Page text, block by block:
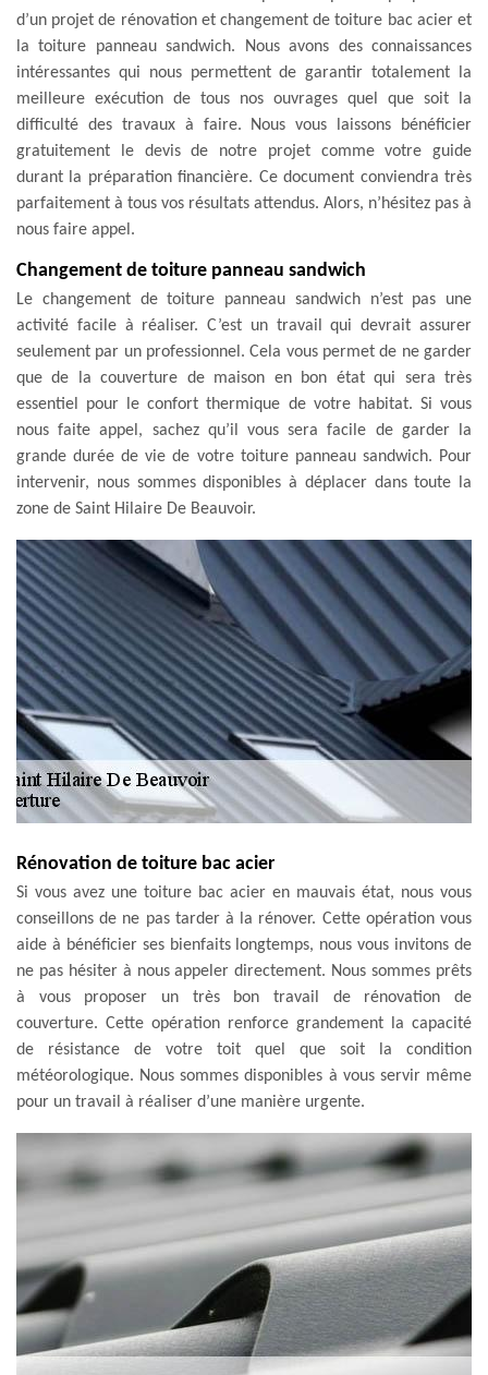
d’un projet de rénovation et changement de toiture bac acier et
la toiture panneau sandwich. Nous avons des connaissances
intéressantes qui nous permettent de garantir totalement la
meilleure exécution de tous nos ouvrages quel que soit la
difficulté des travaux à faire. Nous vous laissons bénéficier
gratuitement le devis de notre projet comme votre guide
durant la préparation financière. Ce document conviendra très
parfaitement à tous vos résultats attendus. Alors, n’hésitez pas à
nous faire appel.
Changement de toiture panneau sandwich
Le changement de toiture panneau sandwich n’est pas une
activité facile à réaliser. C’est un travail qui devrait assurer
seulement par un professionnel. Cela vous permet de ne garder
que de la couverture de maison en bon état qui sera très
essentiel pour le confort thermique de votre habitat. Si vous
nous faite appel, sachez qu’il vous sera facile de garder la
grande durée de vie de votre toiture panneau sandwich. Pour
intervenir, nous sommes disponibles à déplacer dans toute la
zone de Saint Hilaire De Beauvoir.
Rénovation de toiture bac acier
Si vous avez une toiture bac acier en mauvais état, nous vous
conseillons de ne pas tarder à la rénover. Cette opération vous
aide à bénéficier ses bienfaits longtemps, nous vous invitons de
ne pas hésiter à nous appeler directement. Nous sommes prêts
à vous proposer un très bon travail de rénovation de
couverture. Cette opération renforce grandement la capacité
de résistance de votre toit quel que soit la condition
météorologique. Nous sommes disponibles à vous servir même
pour un travail à réaliser d’une manière urgente.